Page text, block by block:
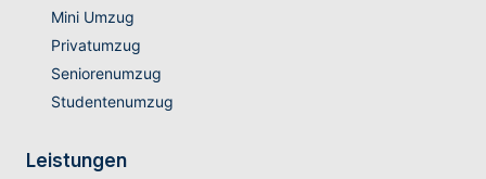
Mini Umzug
Privatumzug
Seniorenumzug
Studentenumzug
Leistungen